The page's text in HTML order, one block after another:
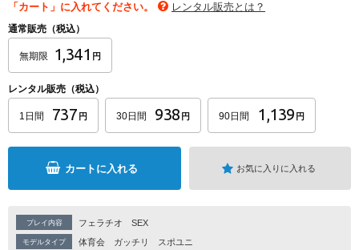
「カート」に入れてください。
レンタル販売とは？
通常販売（税込）
無期限 1,341 円
レンタル販売（税込）
1日間 737 円 30日間 938 円 90日間 1,139 円
カートに入れる お気に入りに入れる
プレイ内容 フェラチオ SEX
モデルタイプ 体育会 ガッチリ スポユニ